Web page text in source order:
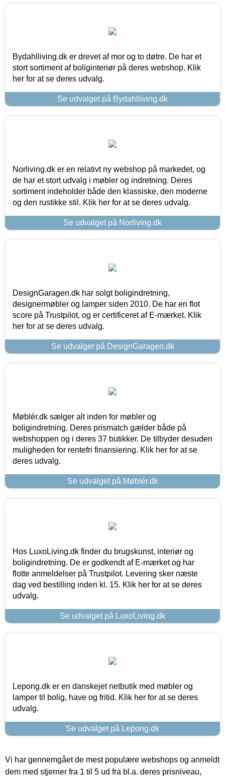
Bydahlliving.dk er drevet af mor og to døtre. De har et
stort sortiment af boliginteriør på deres webshop. Klik
her for at se deres udvalg.
Se udvalget på Bydahlliving.dk
Norliving.dk er en relativt ny webshop på markedet, og
de har et stort udvalg i møbler og indretning. Deres
sortiment indeholder både den klassiske, den moderne
og den rustikke stil. Klik her for at se deres udvalg.
Se udvalget på Norliving.dk
DesignGaragen.dk har solgt boligindretning,
designermøbler og lamper siden 2010. De har en flot
score på Trustpilot, og er certificeret af E-mærket. Klik
her for at se deres udvalg.
Se udvalget på DesignGaragen.dk
Møblér.dk sælger alt inden for møbler og
boligindretning. Deres prismatch gælder både på
webshoppen og i deres 37 butikker. De tilbyder desuden
muligheden for rentefri finansiering. Klik her for at se
deres udvalg.
Se udvalget på Møblér.dk
Hos LuxoLiving.dk finder du brugskunst, interiør og
boligindretning. De er godkendt af E-mærket og har
flotte anmeldelser på Trustpilot. Levering sker næste
dag ved bestilling inden kl. 15. Klik her for at se deres
udvalg.
Se udvalget på LuxoLiving.dk
Lepong.dk er en danskejet netbutik med møbler og
lamper til bolig, have og fritid. Klik her for at se deres
udvalg.
Se udvalget på Lepong.dk
Vi har gennemgået de mest populære webshops og anmeldt
dem med stjerner fra 1 til 5 ud fra bl.a. deres prisniveau,